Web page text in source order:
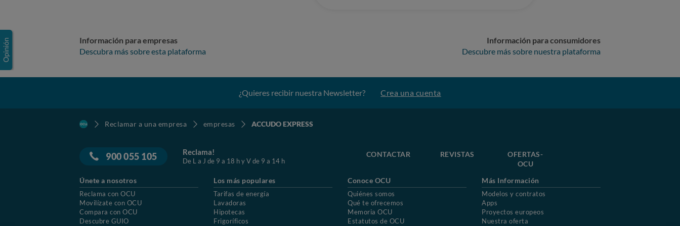
Información para empresas
Descubra más sobre esta plataforma
Información para consumidores
Descubre más sobre nuestra plataforma
¿Quieres recibir nuestra Newsletter? Crea una cuenta
Reclamar a una empresa empresas ACCUDO EXPRESS
900 055 105 Reclama!
De L a J de 9 a 18 h y V de 9 a 14 h
CONTACTAR REVISTAS
OFERTAS-
OCU
Únete a nosotros
Reclama con OCU
Movilízate con OCU
Compara con OCU
Descubre GUIO
Los más populares
Tarifas de energía
Lavadoras
Hipotecas
Frigoríficos
Conoce OCU
Quiénes somos
Qué te ofrecemos
Memoria OCU
Estatutos de OCU
Más Información
Modelos y contratos
Apps
Proyectos europeos
Nuestra oferta